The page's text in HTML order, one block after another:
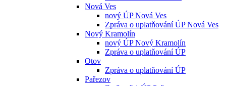
Nová Ves
nový ÚP Nová Ves
Zpráva o uplatňování ÚP Nová Ves
Nový Kramolín
nový ÚP Nový Kramolín
Zpráva o uplatňování ÚP
Otov
Zpráva o uplatňování ÚP
Pařezov